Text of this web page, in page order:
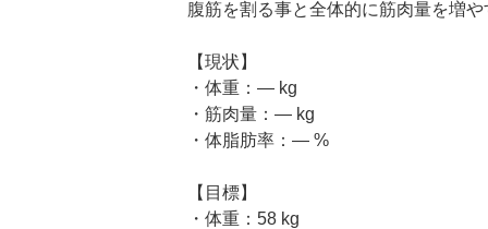
腹筋を割る事と全体的に筋肉量を増や
【現状】
・体重：— kg
・筋肉量：— kg
・体脂肪率：— %
【目標】
・体重：58 kg